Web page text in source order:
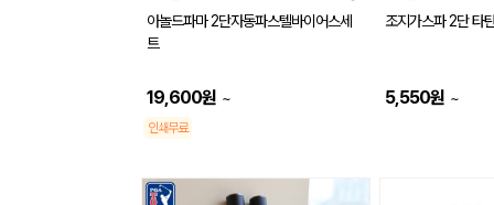
아놀드파마 2단자동파스텔바이어스세
트
19,600원 ~
인쇄무료
조지가스파 2단 타
5,550원 ~